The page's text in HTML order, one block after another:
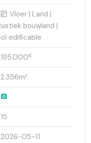
Vloer | Land |
bouwland |
edificable
195.000€
2.356m²
15
2026-05-11